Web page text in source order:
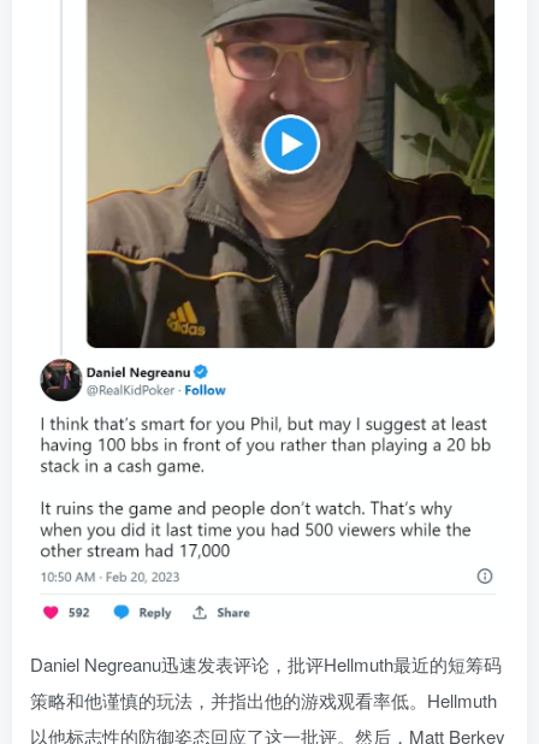
Daniel Negreanu迅速发表评论，批评Hellmuth最近的短筹码
策略和他谨慎的玩法，并指出他的游戏观看率低。Hellmuth
以他标志性的防御姿态回应了这一批评。然后，Matt Berkey